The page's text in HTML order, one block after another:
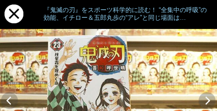
『鬼滅の刃』をスポーツ科学的に読む！ “全集中の呼吸”の
効能、イチロー＆五郎丸歩の“アレ”と同じ場面は…